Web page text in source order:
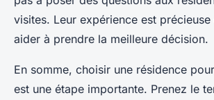
visites. Leur expérience est
aider à prendre la meilleure décision.
En somme, choisir une résidence
est une étape importante. Prenez le